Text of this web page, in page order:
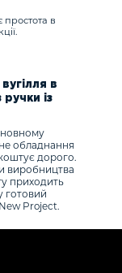
в
в
із
обладнання
дорого.
виробництва
приходить
готовий
New Project.